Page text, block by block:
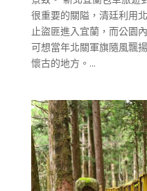
很重要的關隘，清廷利用
止盜匪進入宜蘭，而公園
可想當年北關軍旗隨風飄
懷古的地方。...